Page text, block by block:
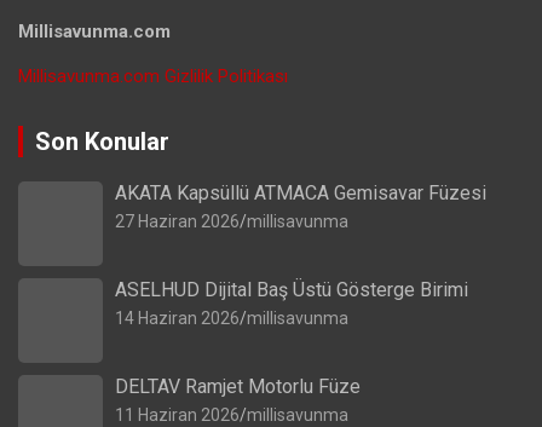
Millisavunma.com
Millisavunma.com Gizlilik Politikası
Son Konular
AKATA Kapsüllü ATMACA Gemisavar Füzesi
27 Haziran 2026 millisavunma
ASELHUD Dijital Baş Üstü Gösterge Birimi
14 Haziran 2026 millisavunma
DELTAV Ramjet Motorlu Füze
11 Haziran 2026 millisavunma